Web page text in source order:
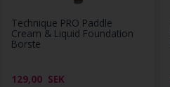
Technique PRO Paddle
Cream & Liquid Foundation
Borste
129,00 SEK